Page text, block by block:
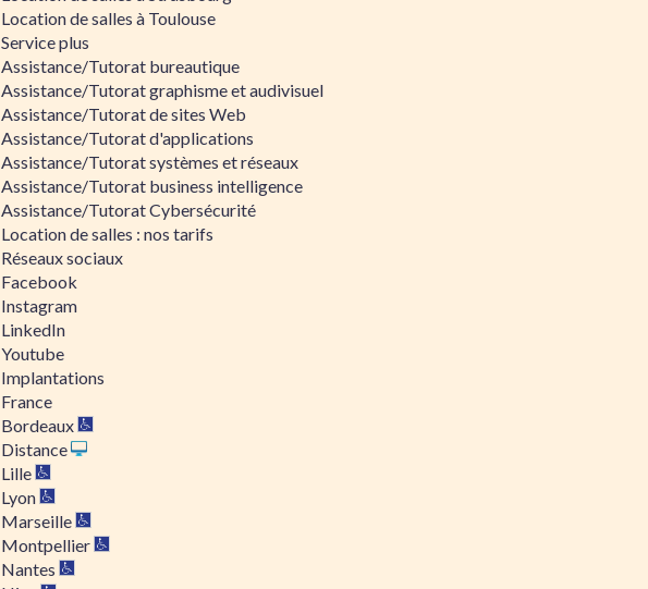
Location de salles à Toulouse
Service plus
Assistance/Tutorat bureautique
Assistance/Tutorat graphisme et audivisuel
Assistance/Tutorat de sites Web
Assistance/Tutorat d'applications
Assistance/Tutorat systèmes et réseaux
Assistance/Tutorat business intelligence
Assistance/Tutorat Cybersécurité
Location de salles : nos tarifs
Réseaux sociaux
Facebook
Instagram
LinkedIn
Youtube
Implantations
France
Bordeaux
Distance
Lille
Lyon
Marseille
Montpellier
Nantes